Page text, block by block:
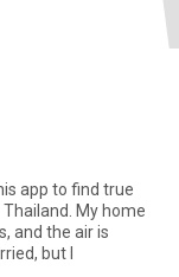
My home
and the air is
but I